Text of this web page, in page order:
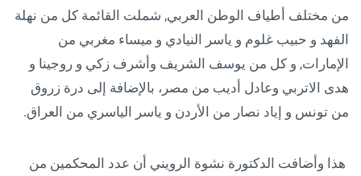
من مختلف أطياف الوطن العربي, شملت القائمة كل من نهلة
الفهد و حبيب غلوم و ياسر النيادي و ميساء مغربي من
الإمارات, و كل من يوسف الشريف وأشرف زكي و روجينا و
هدى الاتربي وعادل أديب من مصر، بالإضافة إلى درة زروق
من تونس و إياد نصار من الأردن و ياسر الياسري من العراق.
هذا وأضافت الدكتورة نشوة الرويني أن عدد المحكمين من